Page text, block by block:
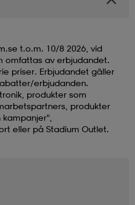
t.o.m. 10/8 2026, vid
omfattas av erbjudandet.
priser. Erbjudandet gäller
erbjudanden.
produkter som
produkter
eller på Stadium Outlet.